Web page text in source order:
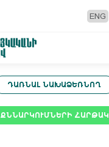
ENG
ԴԱՌՆԱԼ ՆԱԽԱՁԵՌՆՈՂ
ՔՆՆԱՐԿՈՒՄՆԵՐԻ ՀԱՐԹԱԿ